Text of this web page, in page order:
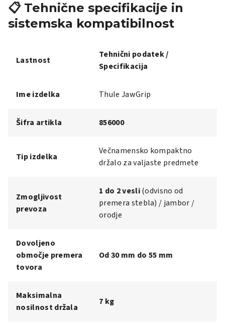
📋 Tehnične specifikacije in
sistemska kompatibilnost
Lastnost
Tehnični podatek /
Specifikacija
Ime izdelka Thule JawGrip
Šifra artikla 856000
Tip izdelka
Večnamensko kompaktno
držalo za valjaste predmete
Zmogljivost
prevoza
1 do 2 vesli(odvisno od
premera stebla) / jambor /
orodje
Dovoljeno
območje premera
tovora
Od 30 mm do 55 mm
Maksimalna
nosilnost držala
7 kg